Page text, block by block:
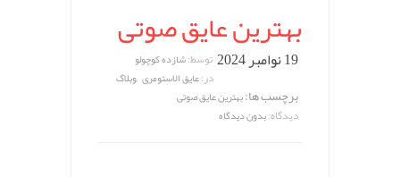
بهترین عایق صوتی
19 نوامبر 2024 توسط:شازده کوچولو
در:عایق الاستومری ,وبلاگ
برچسب ها:بهترین عایق صوتی
دیدگاه:بدون دیدگاه